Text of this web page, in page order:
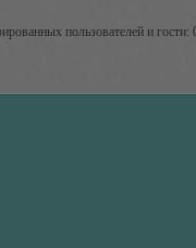
пользователей и гости: